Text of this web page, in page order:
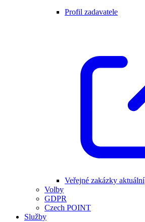
Profil zadavatele
Veřejné zakázky aktuální
Volby
GDPR
Czech POINT
Služby